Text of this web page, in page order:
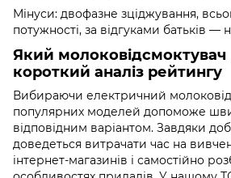
Мінуси: двофазне зціджування,
потужності, за відгуками батьків —
Який
короткий аналіз рейтингу
Вибираючи електричний
популярних моделей допоможе
відповідним варіантом. Завдяки
доведеться витрачати час на
інтернет-магазинів і самостійно